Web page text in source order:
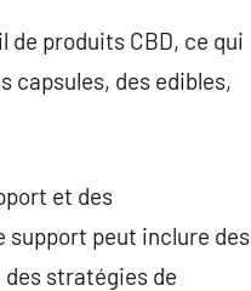
produits CBD, ce qui
capsules, des edibles,
et des
support peut inclure des
stratégies de